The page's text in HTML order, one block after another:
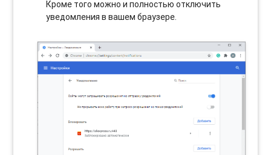
Кроме того можно и полностью отключить
уведомления в вашем браузере.